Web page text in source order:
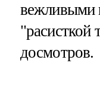
вежливыми
"расисткой
досмотров.